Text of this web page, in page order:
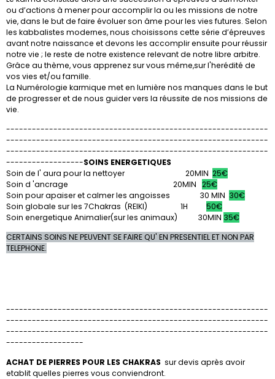
ou d’actions à mener pour accomplir la ou les missions de notre
vie, dans le but de faire évoluer son âme pour les vies futures. Selon
les kabbalistes modernes, nous choisissons cette série d’épreuves
avant notre naissance et devons les accomplir ensuite pour réussir
notre vie ; le reste de notre existence relevant de notre libre arbitre.
Grâce au thème, vous apprenez sur vous même,sur l'herédité de
vos vies et/ou famille.
La Numérologie karmique met en lumière nos manques dans le but
de progresser et de nous guider vers la réussite de nos missions de
vie.
-------------------------------------------------------------
-------------------------------------------------------------
-------------------------------------------------------------
------------------SOINS ENERGETIQUES
Soin de l' aura pour la nettoyer 20MIN 25€
Soin d 'ancrage 20MIN 25€
Soin pour apaiser et calmer les angoisses 30 MIN 30€
Soin globale sur les 7Chakras (REIKI) 1H 50€
Soin energetique Animalier(sur les animaux) 30MIN 35€
CERTAINS SOINS NE PEUVENT SE FAIRE QU' EN PRESENTIEL ET NON PAR
TELEPHONE.
-------------------------------------------------------------
-------------------------------------------------------------
-------------------------------------------------------------
------------------
ACHAT DE PIERRES POUR LES CHAKRAS sur devis après avoir
etablit quelles pierres vous conviendront.